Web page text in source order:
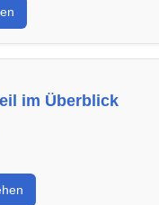
und sofort bezugsfertig.
im Überblick
deinen Stadtteil in
Verkehrsanbindung,